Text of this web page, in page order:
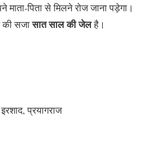
माता-पिता से मिलने रोज जाना पड़ेगा।
सजासात साल की जेलहै।
प्रयागराज